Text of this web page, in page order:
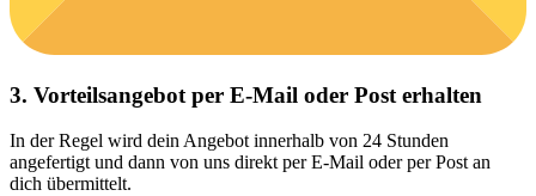
3. Vorteilsangebot per E-Mail oder Post erhalten
In der Regel wird dein Angebot innerhalb von 24 Stunden
angefertigt und dann von uns direkt per E-Mail oder per Post an
dich übermittelt.